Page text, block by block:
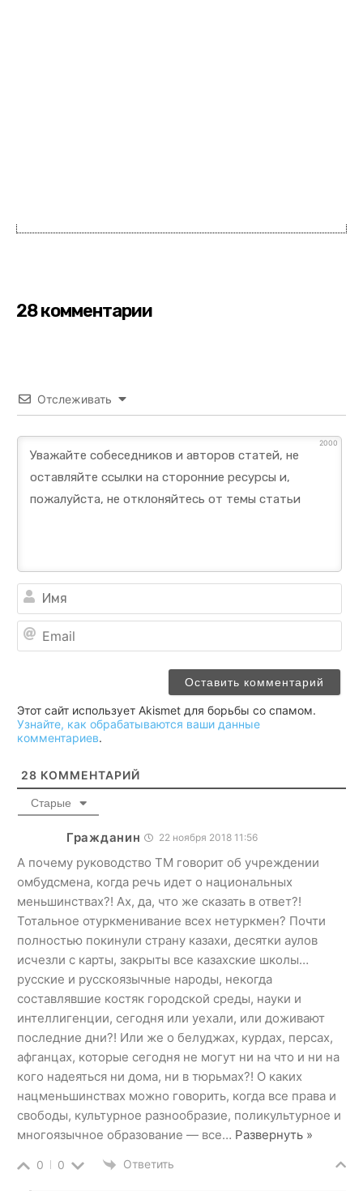
28 комментарии
Отслеживать
2000
Этот сайт использует Akismet для борьбы со спамом.
Узнайте, как обрабатываются ваши данные
комментариев.
28 КОММЕНТАРИЙ
Старые
Гражданин 22 ноября 2018 11:56
А почему руководство ТМ говорит об учреждении
омбудсмена, когда речь идет о национальных
меньшинствах?! Ах, да, что же сказать в ответ?!
Тотальное отуркменивание всех нетуркмен? Почти
полностью покинули страну казахи, десятки аулов
исчезли с карты, закрыты все казахские школы…
русские и русскоязычные народы, некогда
составлявшие костяк городской среды, науки и
интеллигенции, сегодня или уехали, или доживают
последние дни?! Или же о белуджах, курдах, персах,
афганцах, которые сегодня не могут ни на что и ни на
кого надеяться ни дома, ни в тюрьмах?! О каких
нацменьшинствах можно говорить, когда все права и
свободы, культурное разнообразие, поликультурное и
многоязычное образование — все… Развернуть »
0 0 Ответить